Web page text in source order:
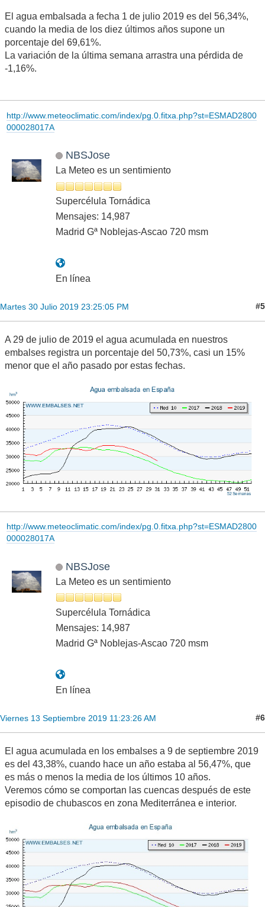
El agua embalsada a fecha 1 de julio 2019 es del 56,34%,
cuando la media de los diez últimos años supone un
porcentaje del 69,61%.
La variación de la última semana arrastra una pérdida de
-1,16%.
http://www.meteoclimatic.com/index/pg.0.fitxa.php?st=ESMAD2800
000028017A
NBSJose
La Meteo es un sentimiento
Supercélula Tornádica
Mensajes: 14,987
Madrid Gª Noblejas-Ascao 720 msm
En línea
Martes 30 Julio 2019 23:25:05 PM #5
A 29 de julio de 2019 el agua acumulada en nuestros
embalses registra un porcentaje del 50,73%, casi un 15%
menor que el año pasado por estas fechas.
http://www.meteoclimatic.com/index/pg.0.fitxa.php?st=ESMAD2800
000028017A
NBSJose
La Meteo es un sentimiento
Supercélula Tornádica
Mensajes: 14,987
Madrid Gª Noblejas-Ascao 720 msm
En línea
Viernes 13 Septiembre 2019 11:23:26 AM #6
El agua acumulada en los embalses a 9 de septiembre 2019
es del 43,38%, cuando hace un año estaba al 56,47%, que
es más o menos la media de los últimos 10 años.
Veremos cómo se comportan las cuencas después de este
episodio de chubascos en zona Mediterránea e interior.